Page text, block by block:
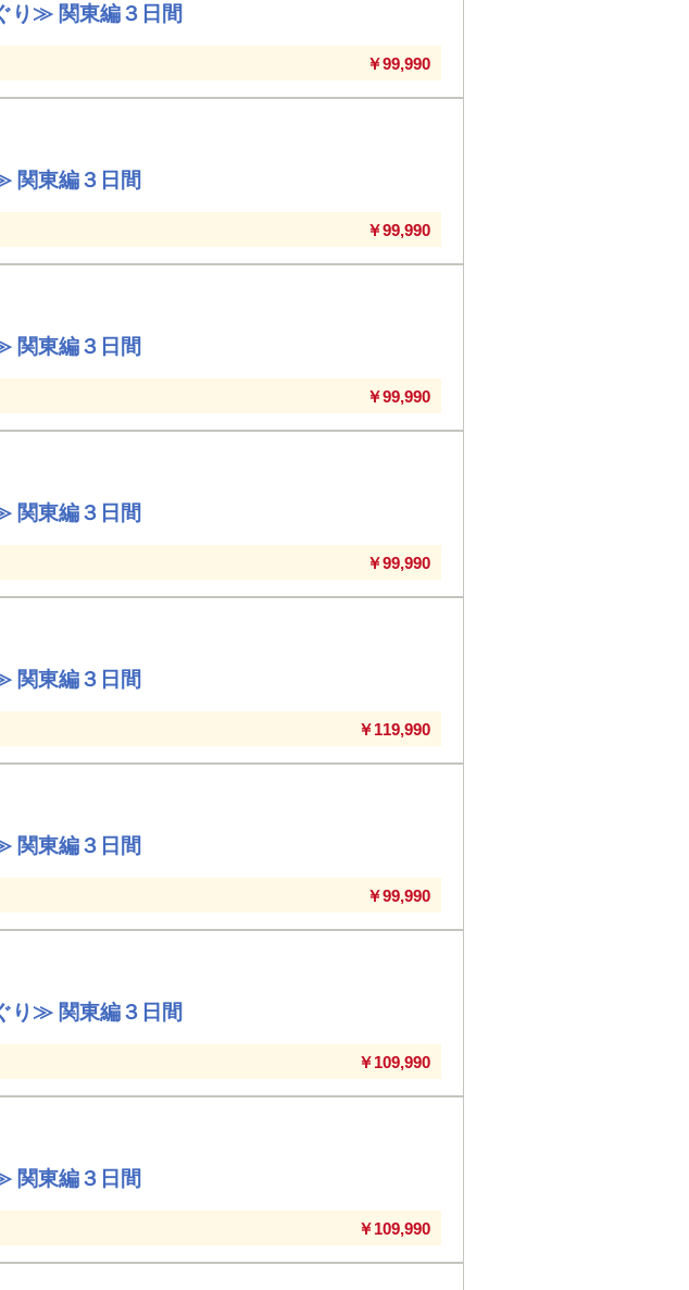
り≫ 関東編３日間
￥99,990
関東編３日間
￥99,990
関東編３日間
￥99,990
関東編３日間
￥99,990
関東編３日間
￥119,990
関東編３日間
￥99,990
り≫ 関東編３日間
￥109,990
関東編３日間
￥109,990